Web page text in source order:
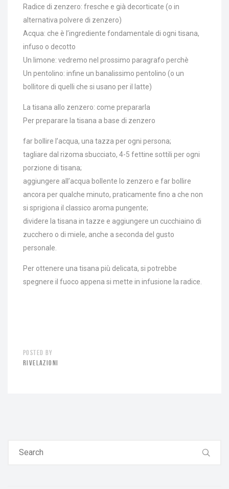
Radice di zenzero: fresche e già decorticate (o in
alternativa polvere di zenzero)
Acqua: che è l’ingrediente fondamentale di ogni tisana,
infuso o decotto
Un limone: vedremo nel prossimo paragrafo perchè
Un pentolino: infine un banalissimo pentolino (o un
bollitore di quelli che si usano per il latte)
La tisana allo zenzero: come prepararla
Per preparare la tisana a base di zenzero
far bollire l’acqua, una tazza per ogni persona;
tagliare dal rizoma sbucciato, 4-5 fettine sottili per ogni
porzione di tisana;
aggiungere all’acqua bollente lo zenzero e far bollire
ancora per qualche minuto, praticamente fino a che non
si sprigiona il classico aroma pungente;
dividere la tisana in tazze e aggiungere un cucchiaino di
zucchero o di miele, anche a seconda del gusto
personale.
Per ottenere una tisana più delicata, si potrebbe
spegnere il fuoco appena si mette in infusione la radice.
POSTED BY
RIVELAZIONI